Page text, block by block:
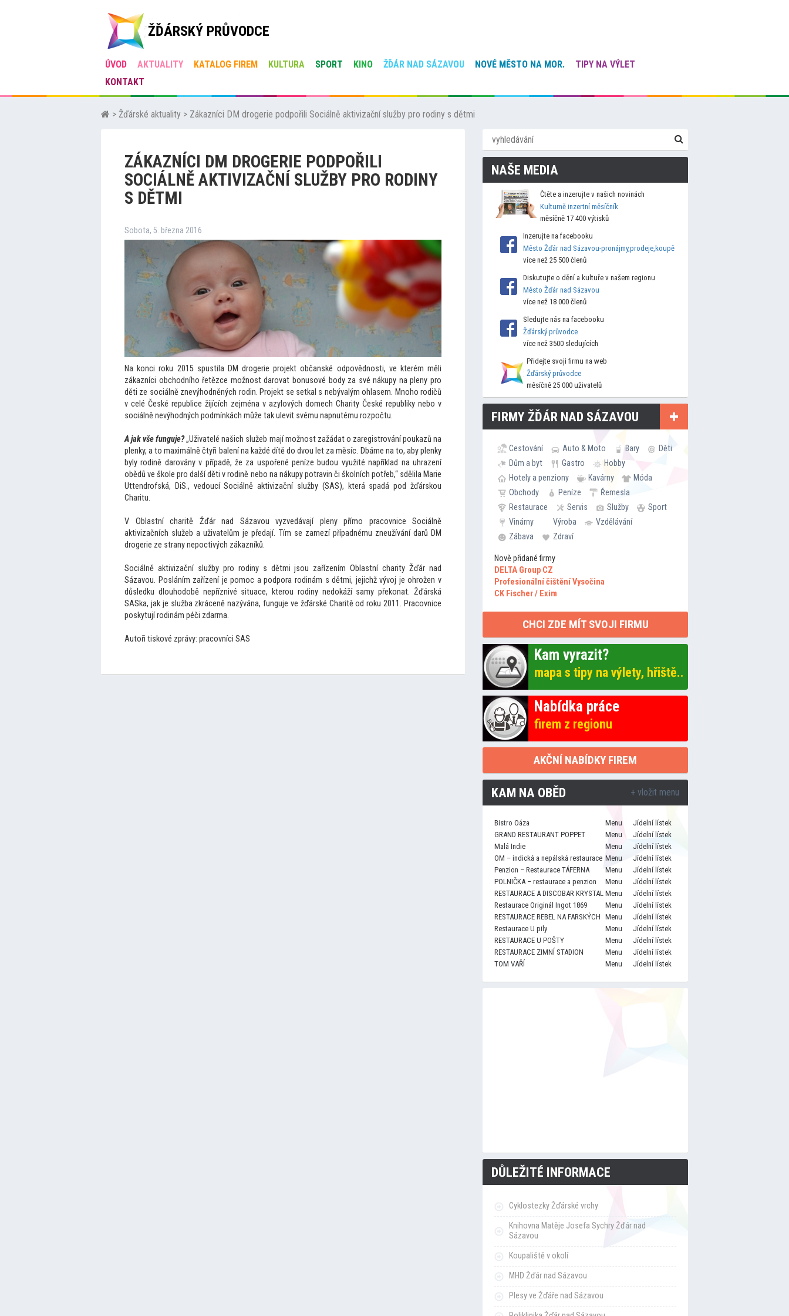
ŽĎÁRSKÝ PRŮVODCE
ÚVOD AKTUALITY KATALOG FIREM KULTURA SPORT KINO ŽĎÁR NAD SÁZAVOU NOVÉ MĚSTO NA MOR.
TIPY NA VÝLET
KONTAKT
> Žďárské aktuality > Zákazníci DM drogerie podpořili Sociálně aktivizační služby pro rodiny s dětmi
ZÁKAZNÍCI DM DROGERIE PODPOŘILI
SOCIÁLNĚ AKTIVIZAČNÍ SLUŽBY PRO RODINY
S DĚTMI
Sobota, 5. března 2016
Na konci roku 2015 spustila DM drogerie projekt občanské odpovědnosti, ve kterém měli
zákazníci obchodního řetězce možnost darovat bonusové body za své nákupy na pleny pro
děti ze sociálně znevýhodněných rodin. Projekt se setkal s nebývalým ohlasem. Mnoho rodičů
v celé České republice žijících zejména v azylových domech Charity České republiky nebo v
sociálně nevýhodných podmínkách může tak ulevit svému napnutému rozpočtu.
A jak vše funguje?„Uživatelé našich služeb mají možnost zažádat o zaregistrování poukazů na
plenky, ato maximálně čtyři balení na každé dítě do dvou let za měsíc. Dbáme nato, aby plenky
byly rodině darovány v případě, že za uspořené peníze budou využité například na uhrazení
obědů ve škole pro další děti v rodině nebo na nákupy potravin či školních potřeb,“ sdělila Marie
Uttendrofská, DiS., vedoucí Sociálně aktivizační služby (SAS), která spadá pod žďárskou
Charitu.
V Oblastní charitě Žďár nad Sázavou vyzvedávají pleny přímo pracovnice Sociálně
aktivizačních služeb a uživatelům je předají. Tím se zamezí případnému zneužívání darů DM
drogerie ze strany nepoctivých zákazníků.
Sociálně aktivizační služby pro rodiny s dětmi jsou zařízením Oblastní charity Žďár nad
Sázavou. Posláním zařízení je pomoc a podpora rodinám s dětmi, jejichž vývoj je ohrožen v
důsledku dlouhodobě nepříznivé situace, kterou rodiny nedokáží samy překonat. Žďárská
SASka, jak je služba zkráceně nazývána, funguje ve žďárské Charitě od roku 2011. Pracovnice
poskytují rodinám péči zdarma.
Autoři tiskové zprávy: pracovníci SAS
NAŠE MEDIA
Čtěte a inzerujte v našich novinách
Kulturně inzertní měsíčník
měsíčně 17 400 výtisků
Inzerujte na facebooku
Město Žďár nad Sázavou-pronájmy,prodeje,koupě
více než 25 500 členů
Diskutujte o dění a kultuře v našem regionu
Město Žďár nad Sázavou
více než 18 000 členů
Sledujte nás na facebooku
Žďárský průvodce
více než 3500 sledujících
Přidejte svoji firmu na web
Žďárský průvodce
měsíčně 25 000 uživatelů
FIRMY ŽĎÁR NAD SÁZAVOU
Cestování Auto & Moto Bary
Děti
Dům a byt
Gastro
Hobby
Hotely a penziony
Kavárny
Móda
Obchody
Peníze
Řemesla
Restaurace
Servis Služby
Sport
Vinárny
Výroba
Vzdělávání
Zábava
Zdraví
Nově přidané firmy
DELTA Group CZ
Profesionální čištění Vysočina
CK Fischer / Exim
CHCI ZDE MÍT SVOJI FIRMU
Kam vyrazit?
mapa s tipy na výlety, hřiště..
Nabídka práce
firem z regionu
AKČNÍ NABÍDKY FIREM
KAM NA OBĚD + vložit menu
Bistro Oáza Menu
Jídelní lístek
GRAND RESTAURANT POPPET
Menu
Jídelní lístek
Malá Indie
Menu
Jídelní lístek
OM – indická a nepálská restaurace Menu
Jídelní lístek
Penzion – Restaurace TÁFERNA
Menu
Jídelní lístek
POLNIČKA – restaurace a penzion
Menu
Jídelní lístek
RESTAURACE A DISCOBAR KRYSTAL Menu
Jídelní lístek
Restaurace Originál Ingot 1869
Menu
Jídelní lístek
RESTAURACE REBEL NA FARSKÝCH Menu
Jídelní lístek
Restaurace U pily
Menu
Jídelní lístek
RESTAURACE U POŠTY
Menu
Jídelní lístek
RESTAURACE ZIMNÍ STADION
Menu
Jídelní lístek
TOM VAŘÍ
Menu Jídelní lístek
DŮLEŽITÉ INFORMACE
Cyklostezky Žďárské vrchy
Knihovna Matěje Josefa Sychry Žďár nad
Sázavou
Koupaliště v okolí
MHD Žďár nad Sázavou
Plesy ve Žďáře nad Sázavou